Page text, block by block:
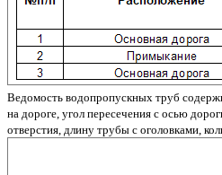
Ведомость водопропускных труб
на дороге, угол пересечения с осью
отверстия, длину трубы с оголовками,